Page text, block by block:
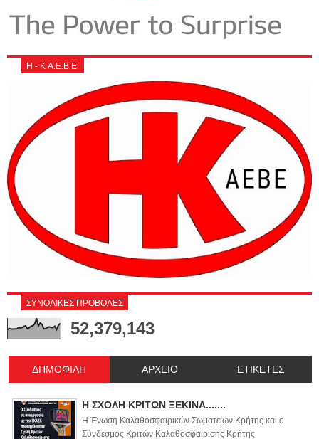
Η - Κ Α.Ε.Β.Ε.
ΣΥΝΟΛΙΚΕΣ ΠΡΟΒΟΛΕΣ
52,379,143
ΔΗΜΟΦΙΛΗ ΑΡΧΕΙΟ ΕΤΙΚΕΤΕΣ
Η ΣΧΟΛΗ ΚΡΙΤΩΝ ΞΕΚΙΝΑ.......
Η Ένωση Καλαθοσφαιρικών Σωματείων Κρήτης και ο
Σύνδεσμος Κριτών Καλαθοσφαίρισης Κρήτης